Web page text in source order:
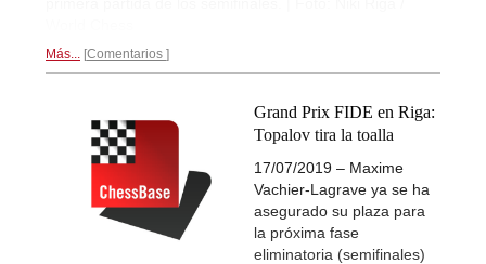
Más... Comentarios
Grand Prix FIDE en Riga:
Topalov tira la toalla
17/07/2019 – Maxime
Vachier-Lagrave ya se ha
asegurado su plaza para
la próxima fase
eliminatoria (semifinales)